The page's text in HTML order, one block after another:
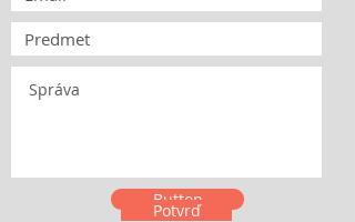
Button
Potvrď